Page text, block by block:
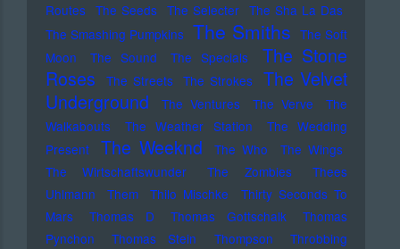
Routes The Seeds The Selecter The Sha La Das
The Smashing Pumpkins The Smiths The Soft
Moon
The Sound The Specials
The Stone
Roses
The Streets The Strokes
The Velvet
Underground
The Ventures The Verve
The
Walkabouts
The Weather Station
The Wedding
Present
The Weeknd The Who
The Wings
The Wirtschaftswunder
The Zombies
Thees
Uhlmann
Them Thilo Mischke
Thirty Seconds To
Mars
Thomas D Thomas Gottschalk
Thomas
Pynchon
Thomas Stein Thompson
Throbbing